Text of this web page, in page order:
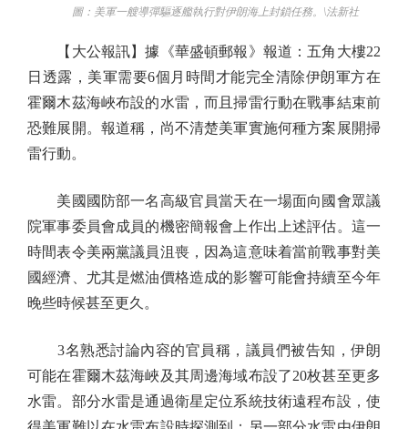
圖：美軍一艘導彈驅逐艦執行對伊朗海上封鎖任務。\法新社
【大公報訊】據《華盛頓郵報》報道：五角大樓22
日透露，美軍需要6個月時間才能完全清除伊朗軍方在
霍爾木茲海峽布設的水雷，而且掃雷行動在戰事結束前
恐難展開。報道稱，尚不清楚美軍實施何種方案展開掃
雷行動。
美國國防部一名高級官員當天在一場面向國會眾議
院軍事委員會成員的機密簡報會上作出上述評估。這一
時間表令美兩黨議員沮喪，因為這意味着當前戰事對美
國經濟、尤其是燃油價格造成的影響可能會持續至今年
晚些時候甚至更久。
3名熟悉討論內容的官員稱，議員們被告知，伊朗
可能在霍爾木茲海峽及其周邊海域布設了20枚甚至更多
水雷。部分水雷是通過衛星定位系統技術遠程布設，使